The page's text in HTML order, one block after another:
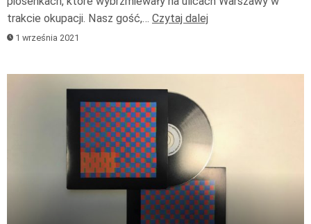
trakcie okupacji. Nasz gość,… Czytaj dalej
1 września 2021